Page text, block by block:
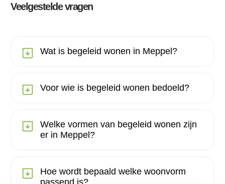
Veelgestelde vragen
Wat is begeleid wonen in Meppel?
Voor wie is begeleid wonen bedoeld?
Welke vormen van begeleid wonen zijn
er in Meppel?
Hoe wordt bepaald welke woonvorm
passend is?